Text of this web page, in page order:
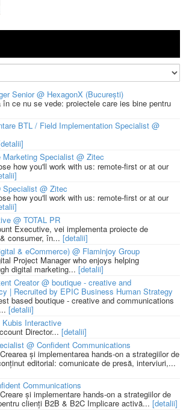
Senior @ HexagonX (București)
ce nu se vede: proiectele care ies bine pentru
BTL / Field Implementation Specialist @
Marketing Specialist @ Zitec
how you'll work with us: remote-first or at our
@ Zitec
how you'll work with us: remote-first or at our
@ TOTAL PR
Executive, vei implementa proiecte de
consumer, în... [detalii]
& eCommerce) @ Flaminjoy Group
Project Manager who enjoys helping
digital marketing... [detalii]
Creator @ boutique - creative and
| Recruited by EPIC Business Human Strategy
based boutique - creative and communications
[detalii]
Interactive
Director... [detalii]
@ Confident Communications
și implementarea hands-on a strategiilor de
editorial: comunicate de presă, interviuri,...
Communications
și implementare hands-on a strategiilor de
clienți B2B & B2C Implicare activă... [detalii]